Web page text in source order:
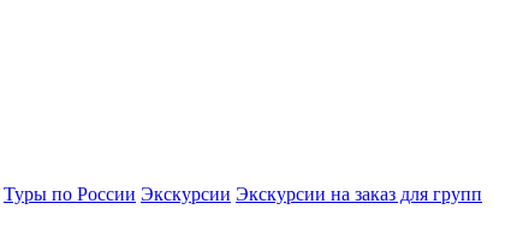
Туры по России Экскурсии Экскурсии на заказ для групп